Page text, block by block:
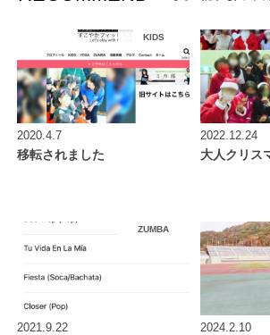
KIDS
2020.4.7
移転されました
2022.12.24
大人クリス
ZUMBA
2021.9.22 2024.2.10